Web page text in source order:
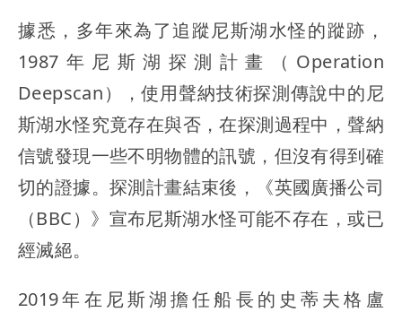
據悉，多年來為了追蹤尼斯湖水怪的蹤跡，
1987年尼斯湖探測計畫（Operation
Deepscan），使用聲納技術探測傳說中的尼
斯湖水怪究竟存在與否，在探測過程中，聲納
信號發現一些不明物體的訊號，但沒有得到確
切的證據。探測計畫結束後，《英國廣播公司
（BBC）》宣布尼斯湖水怪可能不存在，或已
經滅絕。
2019年在尼斯湖擔任船長的史蒂夫格盧